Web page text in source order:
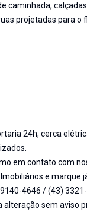
caminhada,
projetadas para o
24h, cerca
em contato com
e marque
4646 / (43)
alteração sem aviso